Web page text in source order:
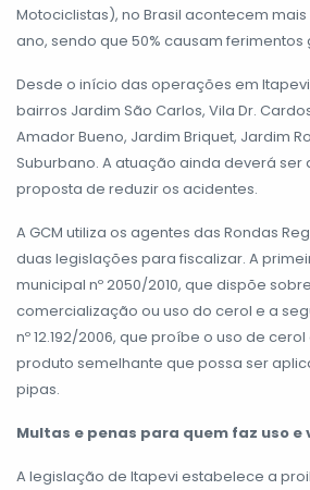
Motociclistas), no Brasil acontecem
ano, sendo que 50% causam ferimentos
Desde o início das operações em
bairros Jardim São Carlos, Vila Dr.
Amador Bueno, Jardim Briquet, Jardim
Suburbano. A atuação ainda deverá ser
proposta de reduzir os acidentes.
A GCM utiliza os agentes das Rondas
duas legislações para fiscalizar. A
municipal nº 2050/2010, que dispõe
comercialização ou uso do cerol e a
nº 12.192/2006, que proíbe o uso de
produto semelhante que possa ser
pipas.
Multas e penas para quem faz uso e
A legislação de Itapevi estabelece a